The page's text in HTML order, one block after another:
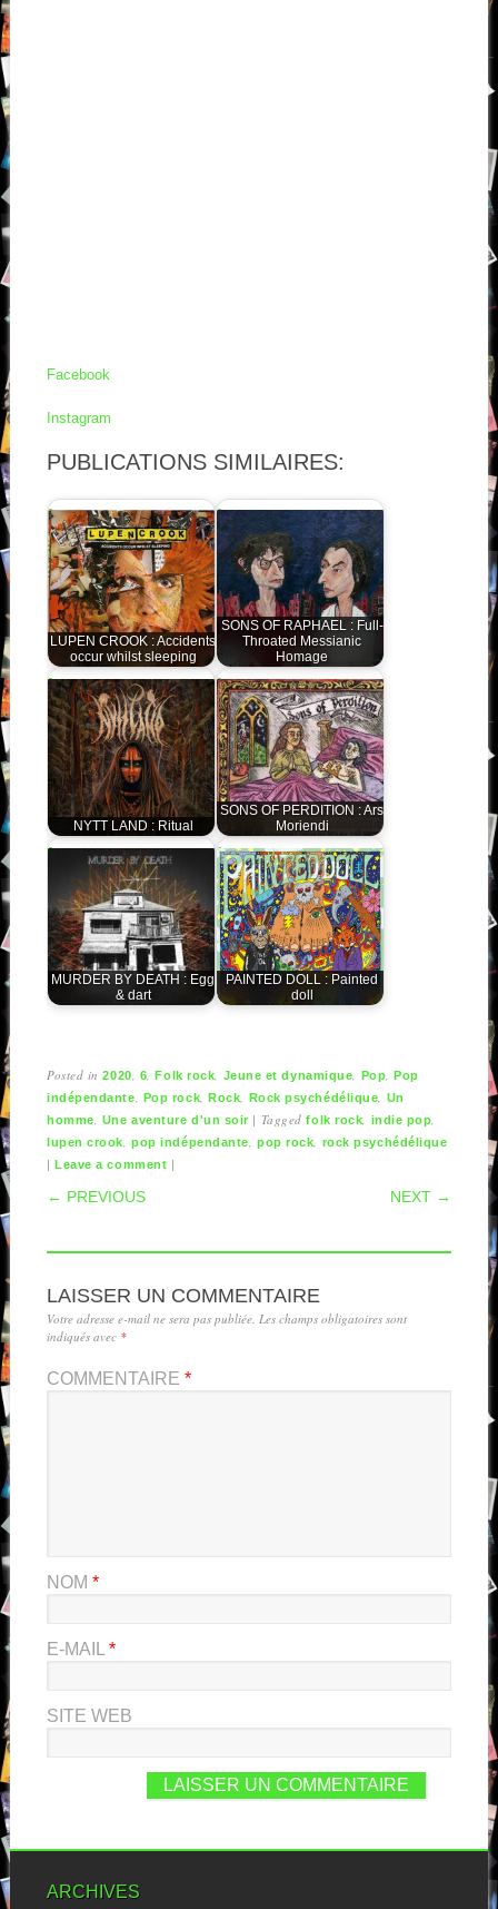
Facebook
Instagram
PUBLICATIONS SIMILAIRES:
LUPEN CROOK : Accidents
occur whilst sleeping
SONS OF RAPHAEL : Full-
Throated Messianic
Homage
NYTT LAND : Ritual
SONS OF PERDITION : Ars
Moriendi
MURDER BY DEATH : Egg
& dart
PAINTED DOLL : Painted
doll
Posted in2020, 6,Folk rock, Jeune et dynamique, Pop,Pop
indépendante, Pop rock,Rock, Rock psychédélique, Un
homme, Une aventure d'un soir | Taggedfolk rock, indie pop,
lupen crook,pop indépendante,pop rock, rock psychédélique
|Leave a comment |
POST NAVIGATION
← PREVIOUS NEXT →
LAISSER UN COMMENTAIRE
Votre adresse e-mail ne sera pas publiée. Les champs obligatoires sont
indiqués avec *
COMMENTAIRE *
NOM *
E-MAIL *
SITE WEB
ARCHIVES